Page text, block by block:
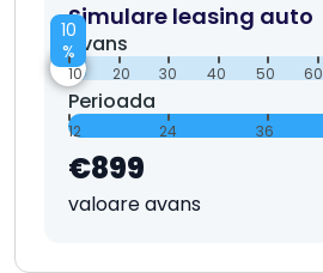
Simulare leasing auto
Avans
10
%
10 20 30 40 50 60
Perioada
12 24 36
€899
valoare avans